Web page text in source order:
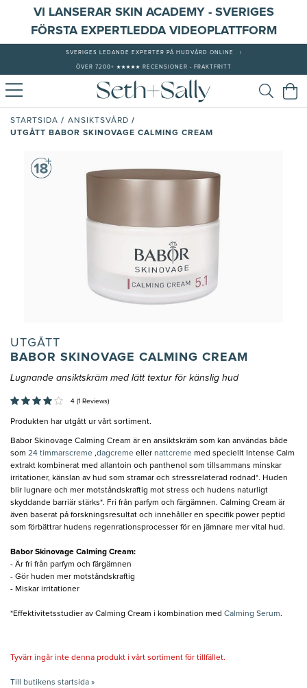
VI LANSERAR SKIN ACADEMY - SVERIGES
FÖRSTA EXPERTLEDDA VIDEOPLATTFORM
SVERIGES LEDANDE EXPERTER PÅ HUDVÅRD ONLINE
ÖVER 7200+ ★★★★★ RECENSIONER - FRAKTFRITT
STARTSIDA / ANSIKTSVÅRD /
UTGÅTT BABOR SKINOVAGE CALMING CREAM
UTGÅTT
BABOR SKINOVAGE CALMING CREAM
Lugnande ansiktskräm med lätt textur för känslig hud
4 (1 Reviews)
Produkten har utgått ur vårt sortiment.
Babor Skinovage Calming Cream är en ansiktskräm som kan användas både
som 24 timmarscreme ,dagcreme eller nattcreme med speciellt Intense Calm
extrakt kombinerat med allantoin och panthenol som tillsammans minskar
irritationer, känslan av hud som stramar och stressrelaterad rodnad*. Huden
blir lugnare och mer motståndskraftig mot stress och hudens naturligt
skyddande barriär stärks*. Fri från parfym och färgämnen. Calming Cream är
även baserat på forskningsresultat och innehåller en specifik power peptid
som förbättrar hudens regenrationsprocesser för en jämnare mer vital hud.
Babor Skinovage Calming Cream:
- Är fri från parfym och färgämnen
- Gör huden mer motståndskraftig
- Miskar irritationer
*Effektivitetsstudier av Calming Cream i kombination med Calming Serum.
Tyvärr ingår inte denna produkt i vårt sortiment för tillfället.
Till butikens startsida »